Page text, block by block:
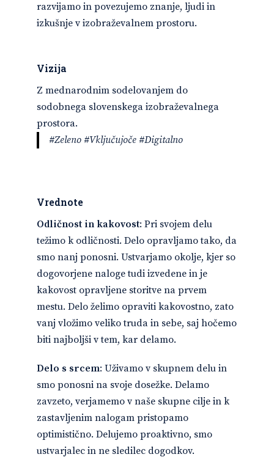
razvijamo in povezujemo znanje, ljudi in
izkušnje v izobraževalnem prostoru.
Vizija
Z mednarodnim sodelovanjem do
sodobnega slovenskega izobraževalnega
prostora.
#Zeleno #Vključujoče #Digitalno
Vrednote
Odličnost in kakovost: Pri svojem delu
težimo k odličnosti. Delo opravljamo tako, da
smo nanj ponosni. Ustvarjamo okolje, kjer so
dogovorjene naloge tudi izvedene in je
kakovost opravljene storitve na prvem
mestu. Delo želimo opraviti kakovostno, zato
vanj vložimo veliko truda in sebe, saj hočemo
biti najboljši v tem, kar delamo.
Delo s srcem: Uživamo v skupnem delu in
smo ponosni na svoje dosežke. Delamo
zavzeto, verjamemo v naše skupne cilje in k
zastavljenim nalogam pristopamo
optimistično. Delujemo proaktivno, smo
ustvarjalec in ne sledilec dogodkov.